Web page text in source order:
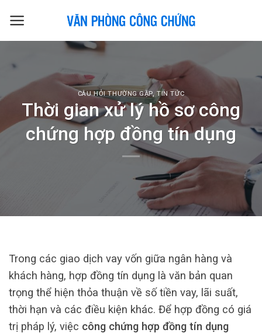
CÂU HỎI THƯỜNG GẶP,TIN TỨC
Thời gian xử lý hồ sơ công
chứng hợp đồng tín dụng
Trong các giao dịch vay vốn giữa ngân hàng và
khách hàng, hợp đồng tín dụng là văn bản quan
trọng thể hiện thỏa thuận về số tiền vay, lãi suất,
thời hạn và các điều kiện khác. Để hợp đồng có giá
trị pháp lý, việc công chứng hợp đồng tín dụng